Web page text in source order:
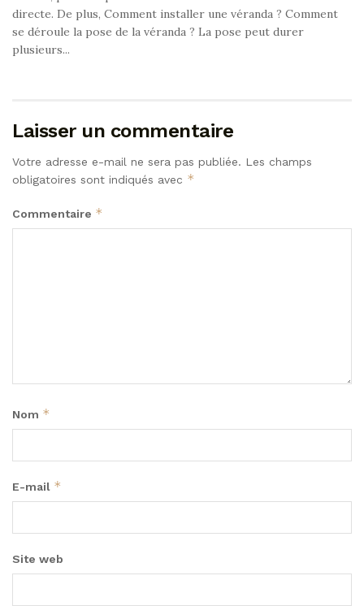
directe. De plus, Comment installer une véranda ? Comment
se déroule la pose de la véranda ? La pose peut durer
plusieurs...
Laisser un commentaire
Votre adresse e-mail ne sera pas publiée. Les champs
obligatoires sont indiqués avec *
Commentaire *
Nom *
E-mail *
Site web